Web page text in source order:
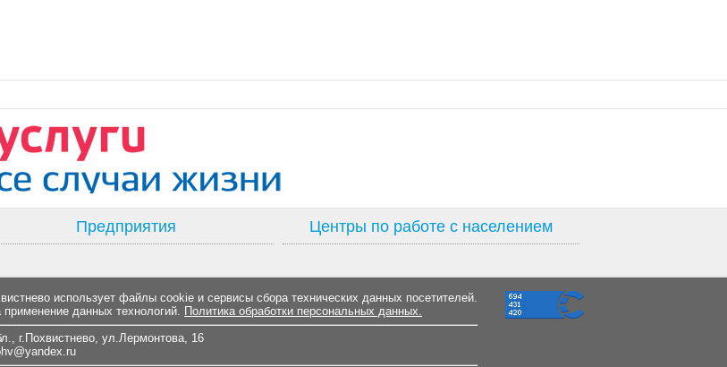
Предприятия Центры по работе с населением
использует файлы cookie и сервисы сбора технических данных посетителей.
данных технологий. Политика обработки персональных данных.
г.Похвистнево, ул.Лермонтова, 16